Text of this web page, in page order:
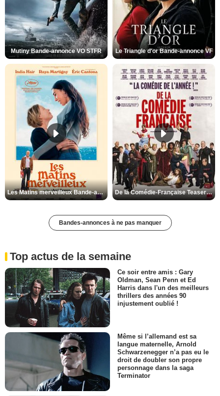
Mutiny Bande-annonce VO STFR Le Triangle d'or Bande-annonce VF
Les Matins merveilleux Bande-annonce VF De la Comédie-Française Teaser VF
Bandes-annonces à ne pas manquer
Top actus de la semaine
Ce soir entre amis : Gary
Oldman, Sean Penn et Ed
Harris dans l'un des meilleurs
thrillers des années 90
injustement oublié !
Même si l’allemand est sa
langue maternelle, Arnold
Schwarzenegger n’a pas eu le
droit de doubler son propre
personnage dans la saga
Terminator